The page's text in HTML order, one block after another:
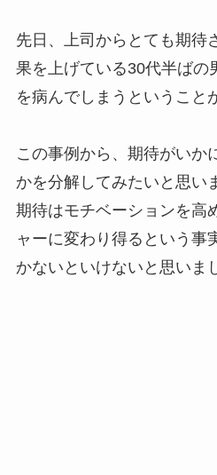
先日、上司からとても期待
果を上げている30代半ばの
を病んでしまうということ
この事例から、期待がいか
かを分解してみたいと思い
期待はモチベーションを高
ャーに変わり得るという事
かないといけないと思いま